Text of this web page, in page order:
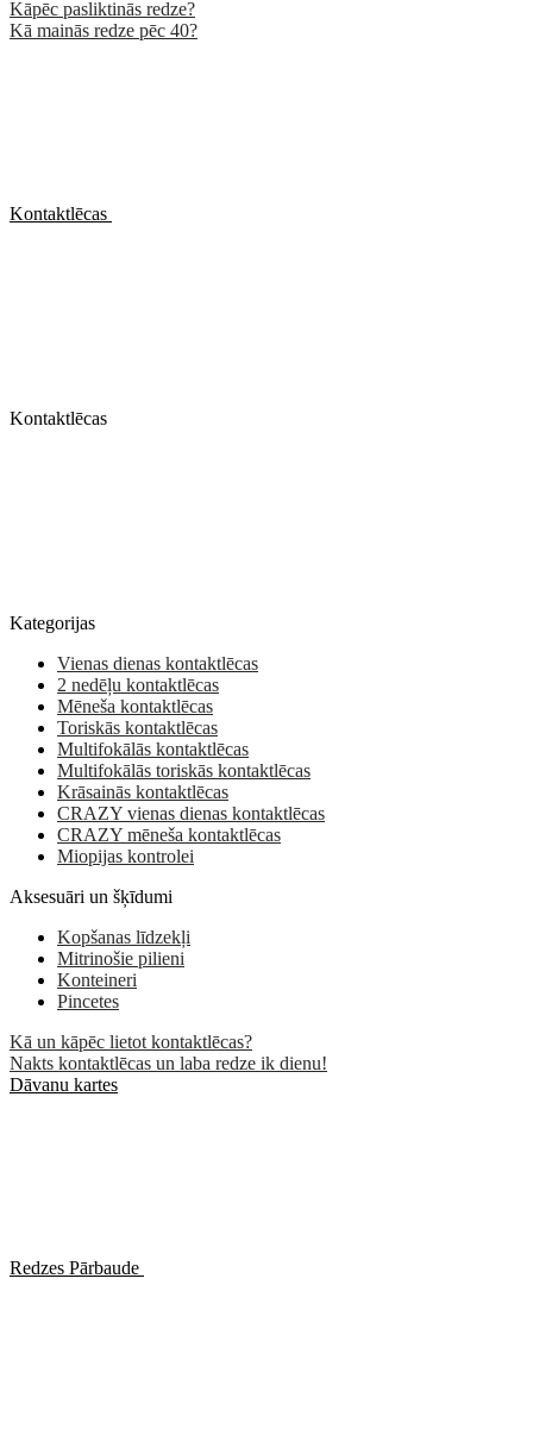
Kāpēc pasliktinās redze?
Kā mainās redze pēc 40?
Kontaktlēcas
Kontaktlēcas
Kategorijas
Vienas dienas kontaktlēcas
2 nedēļu kontaktlēcas
Mēneša kontaktlēcas
Toriskās kontaktlēcas
Multifokālās kontaktlēcas
Multifokālās toriskās kontaktlēcas
Krāsainās kontaktlēcas
CRAZY vienas dienas kontaktlēcas
CRAZY mēneša kontaktlēcas
Miopijas kontrolei
Aksesuāri un šķīdumi
Kopšanas līdzekļi
Mitrinošie pilieni
Konteineri
Pincetes
Kā un kāpēc lietot kontaktlēcas?
Nakts kontaktlēcas un laba redze ik dienu!
Dāvanu kartes
Redzes Pārbaude